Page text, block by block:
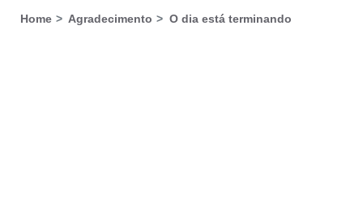
Home Agradecimento O dia está terminando